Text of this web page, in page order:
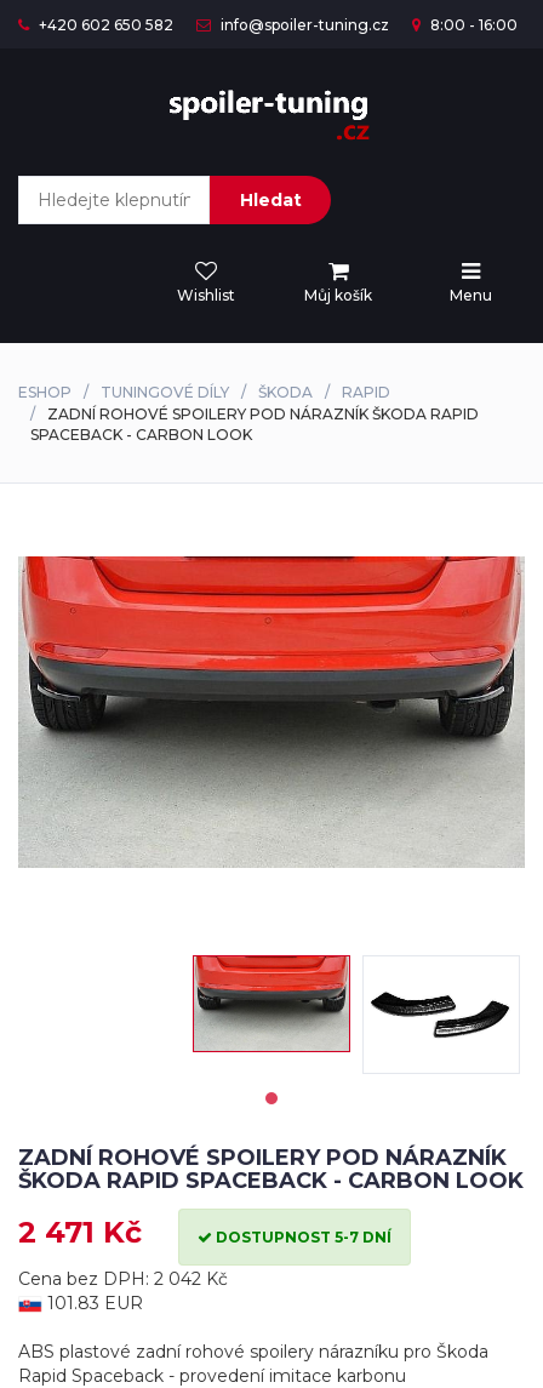
+420 602 650 582 info@spoiler-tuning.cz 8:00 - 16:00
Hledat
Wishlist Můj košík Menu
ESHOP TUNINGOVÉ DÍLY ŠKODA
RAPID
ZADNÍ ROHOVÉ SPOILERY POD NÁRAZNÍK ŠKODA RAPID
SPACEBACK - CARBON LOOK
ZADNÍ ROHOVÉ SPOILERY POD NÁRAZNÍK
ŠKODA RAPID SPACEBACK - CARBON LOOK
2 471 Kč DOSTUPNOST 5-7 DNÍ
Cena bez DPH: 2 042 Kč
101.83 EUR
ABS plastové zadní rohové spoilery nárazníku pro Škoda
Rapid Spaceback - provedení imitace karbonu